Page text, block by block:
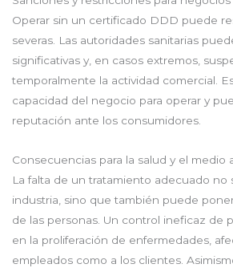
Operar sin un certificado DDD puede
severas. Las autoridades sanitarias
significativas y, en casos extremos,
temporalmente la actividad comercial.
capacidad del negocio para operar y
reputación ante los consumidores.
Consecuencias para la salud y el medio
La falta de un tratamiento adecuado no
industria, sino que también puede
de las personas. Un control ineficaz de
en la proliferación de enfermedades,
empleados como a los clientes.